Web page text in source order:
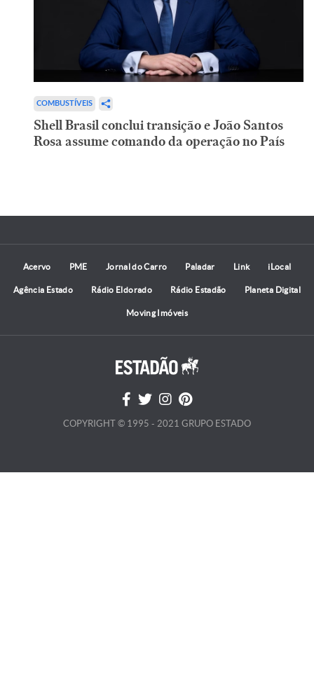
COMBUSTÍVEIS
Shell Brasil conclui transição e João Santos
Rosa assume comando da operação no País
Acervo PME Jornal do Carro Paladar Link iLocal
Agência Estado Rádio Eldorado Rádio Estadão Planeta Digital
Moving Imóveis
COPYRIGHT © 1995 - 2021 GRUPO ESTADO